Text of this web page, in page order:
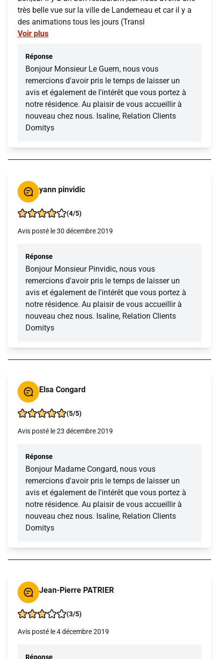
très belle vue sur la ville de Landerneau et car il y a
des animations tous les jours (Transl
Voir plus
Réponse
Bonjour Monsieur Le Guern, nous vous
remercions d'avoir pris le temps de laisser un
avis et également de l'intérêt que vous portez à
notre résidence. Au plaisir de vous accueillir à
nouveau chez nous. Isaline, Relation Clients
Domitys
yann pinvidic
(4/5)
Avis posté le 30 décembre 2019
Réponse
Bonjour Monsieur Pinvidic, nous vous
remercions d'avoir pris le temps de laisser un
avis et également de l'intérêt que vous portez à
notre résidence. Au plaisir de vous accueillir à
nouveau chez nous. Isaline, Relation Clients
Domitys
Elsa Congard
(5/5)
Avis posté le 23 décembre 2019
Réponse
Bonjour Madame Congard, nous vous
remercions d'avoir pris le temps de laisser un
avis et également de l'intérêt que vous portez à
notre résidence. Au plaisir de vous accueillir à
nouveau chez nous. Isaline, Relation Clients
Domitys
Jean-Pierre PATRIER
(3/5)
Avis posté le 4 décembre 2019
Réponse